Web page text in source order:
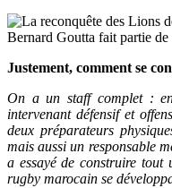
Bernard Goutta fait partie de
Justement, comment se
On a un staff complet :
intervenant défensif et
deux préparateurs
mais aussi un responsable
a essayé de construire
rugby marocain se